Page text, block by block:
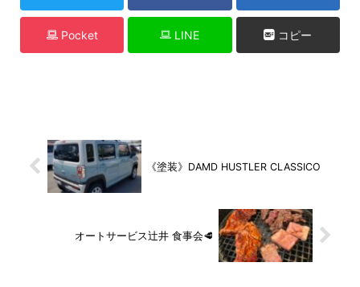
Pocket LINE コピー
《塗装》DAMD HUSTLER CLASSICO
オートサービス辻井 食事会🥩